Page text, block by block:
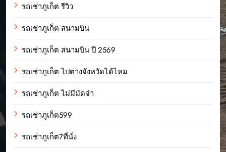
รถเช่าภูเก็ต รีวิว
รถเช่าภูเก็ต สนามบิน
รถเช่าภูเก็ต สนามบิน ปี 2569
รถเช่าภูเก็ต ไปต่างจังหวัดได้ไหม
รถเช่าภูเก็ต ไม่มีมัดจำ
รถเช่าภูเก็ต599
รถเช่าภูเก็ต7ที่นั่ง